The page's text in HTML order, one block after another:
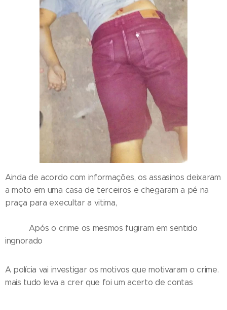
Ainda de acordo com informações, os assasinos deixaram
a moto em uma casa de terceiros e chegaram a pé na
praça para execultar a vitima,
Após o crime os mesmos fugiram em sentido
ingnorado
A polícia vai investigar os motivos que motivaram o crime.
mais tudo leva a crer que foi um acerto de contas